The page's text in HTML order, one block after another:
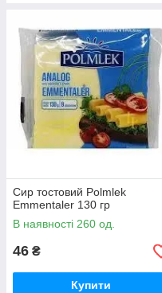
Сир тостовий Polmlek
Emmentaler 130 гр
В наявності 260 од.
46 ₴
Купити